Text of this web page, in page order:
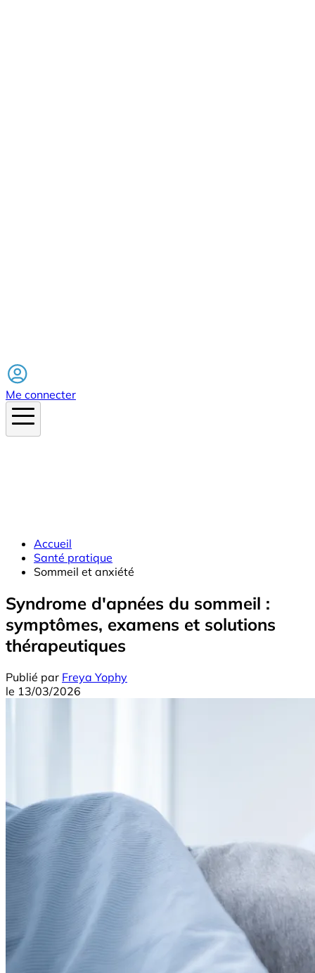
Me connecter
Accueil
Santé pratique
Sommeil et anxiété
Syndrome d'apnées du sommeil :
symptômes, examens et solutions
thérapeutiques
Publié par Freya Yophy
le 13/03/2026